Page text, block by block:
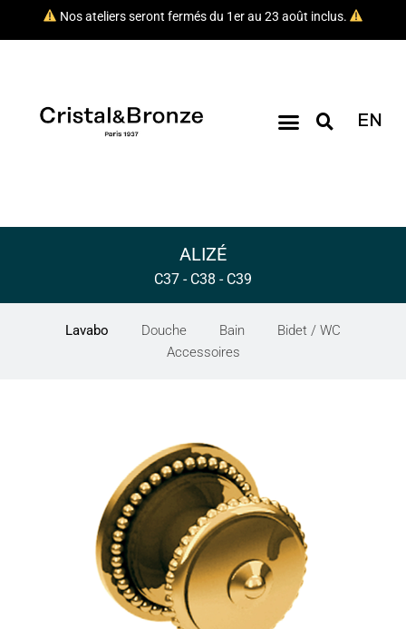
Nos ateliers seront fermés du 1er au 23 août inclus.
EN
ALIZÉ
C37 - C38 - C39
Lavabo Douche Bain
Bidet / WC
Accessoires